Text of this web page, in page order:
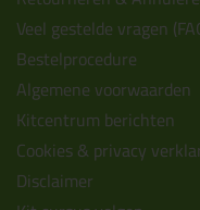
Veel gestelde vragen
Bestelprocedure
Algemene voorwaarden
Kitcentrum berichten
Cookies & privacy
Disclaimer